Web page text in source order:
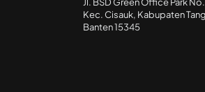
Jl. BSD Green Office Park
Kec. Cisauk, Kabupaten
Banten 15345